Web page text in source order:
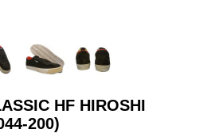
HF HIROSHI
200)